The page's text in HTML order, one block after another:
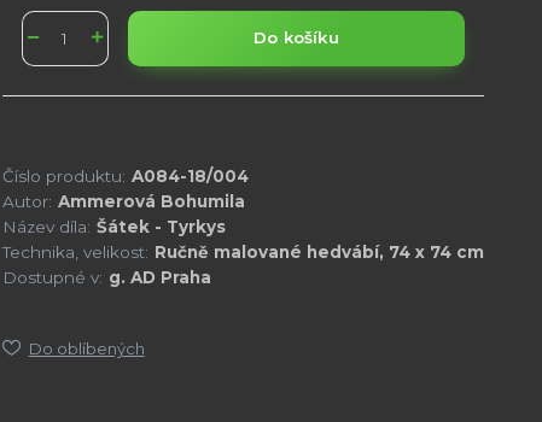
Do košíku
Číslo produktu: A084-18/004
Autor: Ammerová Bohumila
Název díla: Šátek - Tyrkys
Technika, velikost: Ručně malované hedvábí, 74 x 74 cm
Dostupné v: g. AD Praha
Do oblíbených